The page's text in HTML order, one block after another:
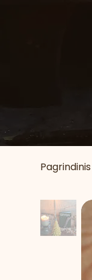
Pagrindinis